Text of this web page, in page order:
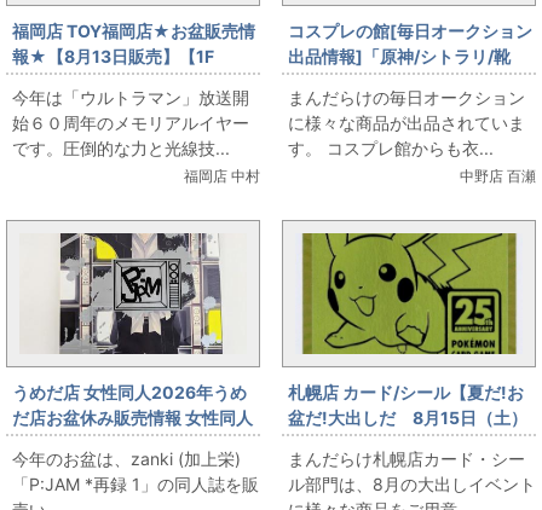
福岡店 TOY福岡店★お盆販売情
報★【8月13日販売】【1F
TOY】 バイス スーパーガンお
出しします
今年は「ウルトラマン」放送開
始６０周年のメモリアルイヤー
です。圧倒的な力と光線技...
福岡店 中村
コスプレの館[毎日オークション
出品情報]「原神/シトラリ/靴
(23cm程度)付き/女性用Sサイズ
程度(日本サイズ)/コスプレ衣
装」を出品しています
まんだらけの毎日オークション
に様々な商品が出品されていま
す。 コスプレ館からも衣...
中野店 百瀬
うめだ店 女性同人2026年うめ
だ店お盆休み販売情報 女性同人
誌コーナー zanki (加上栄)
「P:JAM *再録 1」をお出しま
す！
今年のお盆は、zanki (加上栄)
「P:JAM *再録 1」の同人誌を販
札幌店 カード/シール【夏だ!お
盆だ!大出しだ 8月15日（土）
販売】 ポケモンカード ゴー
ルデンなピカチュウ登場
まんだらけ札幌店カード・シー
ル部門は、8月の大出しイベント